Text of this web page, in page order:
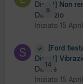
9
Diesel] Non
Da lo zio
Iniziato 15
14
[Ford
Diesel]
Da svs
Iniziato 15